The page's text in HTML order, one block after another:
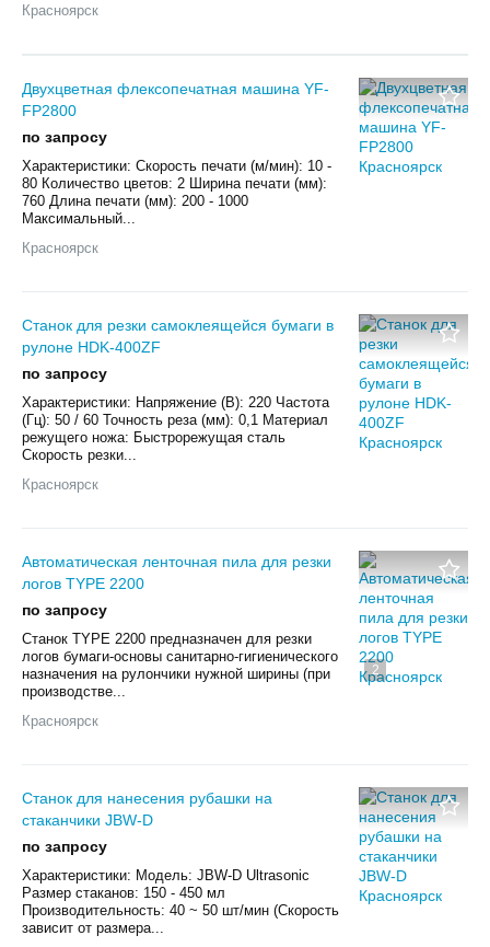
Красноярск
Двухцветная флексопечатная машина YF-
FP2800
по запросу
Характеристики: Скорость печати (м/мин): 10 -
80 Количество цветов: 2 Ширина печати (мм):
760 Длина печати (мм): 200 - 1000
Максимальный...
Красноярск
Станок для резки самоклеящейся бумаги в
рулоне HDK-400ZF
по запросу
Характеристики: Напряжение (В): 220 Частота
(Гц): 50 / 60 Точность реза (мм): 0,1 Материал
режущего ножа: Быстрорежущая сталь
Скорость резки...
Красноярск
2
Автоматическая ленточная пила для резки
логов TYPE 2200
по запросу
Станок TYPE 2200 предназначен для резки
логов бумаги-основы санитарно-гигиенического
назначения на рулончики нужной ширины (при
производстве...
Красноярск
Станок для нанесения рубашки на
стаканчики JBW-D
по запросу
Характеристики: Модель: JBW-D Ultrasonic
Размер стаканов: 150 - 450 мл
Производительность: 40 ~ 50 шт/мин (Скорость
зависит от размера...